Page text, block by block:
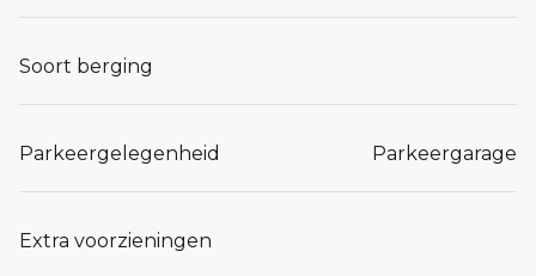
Soort berging
Parkeergelegenheid Parkeergarage
Extra voorzieningen